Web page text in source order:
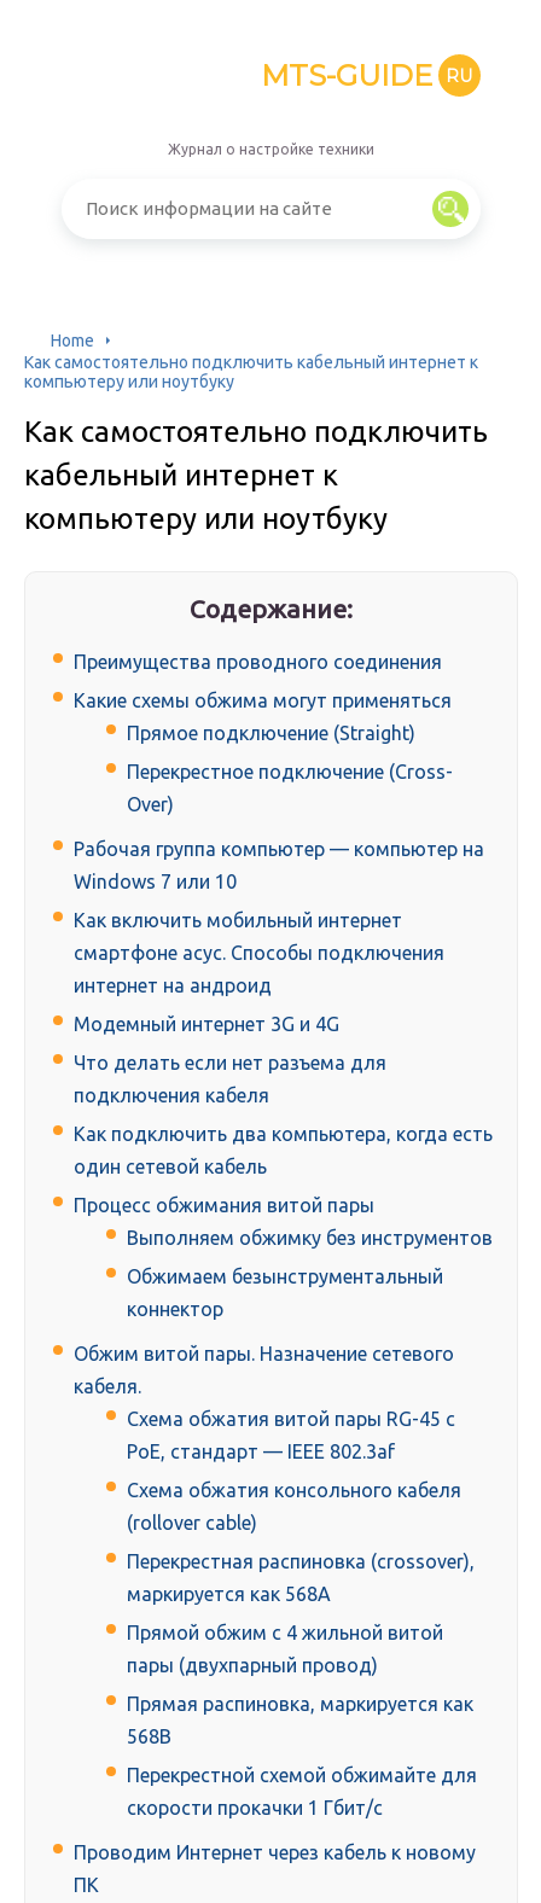
MTS-GUIDE RU
Журнал о настройке техники
Home
Как самостоятельно подключить кабельный интернет к
компьютеру или ноутбуку
Как самостоятельно подключить
кабельный интернет к
компьютеру или ноутбуку
Содержание:
Преимущества проводного соединения
Какие схемы обжима могут применяться
Прямое подключение (Straight)
Перекрестное подключение (Cross-
Over)
Рабочая группа компьютер — компьютер на
Windows 7 или 10
Как включить мобильный интернет
смартфоне асус. Способы подключения
интернет на андроид
Модемный интернет 3G и 4G
Что делать если нет разъема для
подключения кабеля
Как подключить два компьютера, когда есть
один сетевой кабель
Процесс обжимания витой пары
Выполняем обжимку без инструментов
Обжимаем безынструментальный
коннектор
Обжим витой пары. Назначение сетевого
кабеля.
Схема обжатия витой пары RG-45 с
PoE, стандарт — IEEE 802.3af
Схема обжатия консольного кабеля
(rollover cable)
Перекрестная распиновка (crossover),
маркируется как 568A
Прямой обжим с 4 жильной витой
пары (двухпарный провод)
Прямая распиновка, маркируется как
568В
Перекрестной схемой обжимайте для
скорости прокачки 1 Гбит/с
Проводим Интернет через кабель к новому
ПК